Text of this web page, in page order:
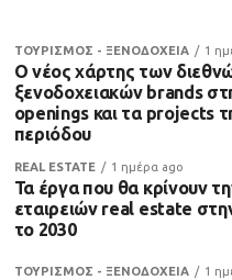
ΤΟΥΡΙΣΜΟΣ - ΞΕΝΟΔΟΧΕΙΑ 1
Ο νέος χάρτης των
ξενοδοχειακών brands
openings και τα projects
περιόδου
REAL ESTATE 1 ημέρα ago
Τα έργα που θα κρίνουν
εταιρειών real estate
το 2030
ΤΟΥΡΙΣΜΟΣ - ΞΕΝΟΔΟΧΕΙΑ 1